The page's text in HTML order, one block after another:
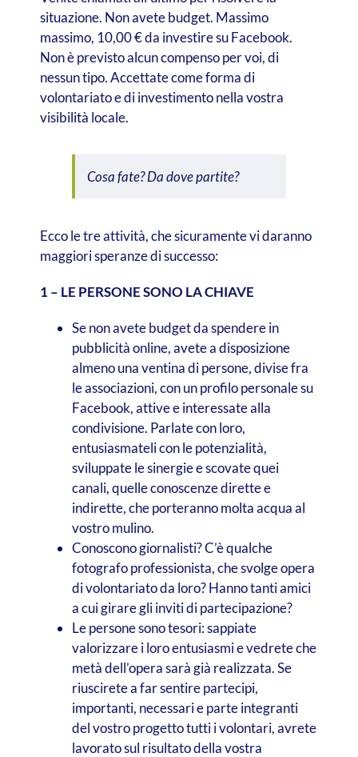
situazione. Non avete budget. Massimo
massimo, 10,00 € da investire su Facebook.
Non è previsto alcun compenso per voi, di
nessun tipo. Accettate come forma di
volontariato e di investimento nella vostra
visibilità locale.
Cosa fate? Da dove partite?
Ecco le tre attività, che sicuramente vi daranno
maggiori speranze di successo:
1 – LE PERSONE SONO LA CHIAVE
Se non avete budget da spendere in
pubblicità online, avete a disposizione
almeno una ventina di persone, divise fra
le associazioni, con un profilo personale su
Facebook, attive e interessate alla
condivisione. Parlate con loro,
entusiasmateli con le potenzialità,
sviluppate le sinergie e scovate quei
canali, quelle conoscenze dirette e
indirette, che porteranno molta acqua al
vostro mulino.
Conoscono giornalisti? C’è qualche
fotografo professionista, che svolge opera
di volontariato da loro? Hanno tanti amici
a cui girare gli inviti di partecipazione?
Le persone sono tesori: sappiate
valorizzare i loro entusiasmi e vedrete che
metà dell’opera sarà già realizzata. Se
riuscirete a far sentire partecipi,
importanti, necessari e parte integranti
del vostro progetto tutti i volontari, avrete
lavorato sul risultato della vostra